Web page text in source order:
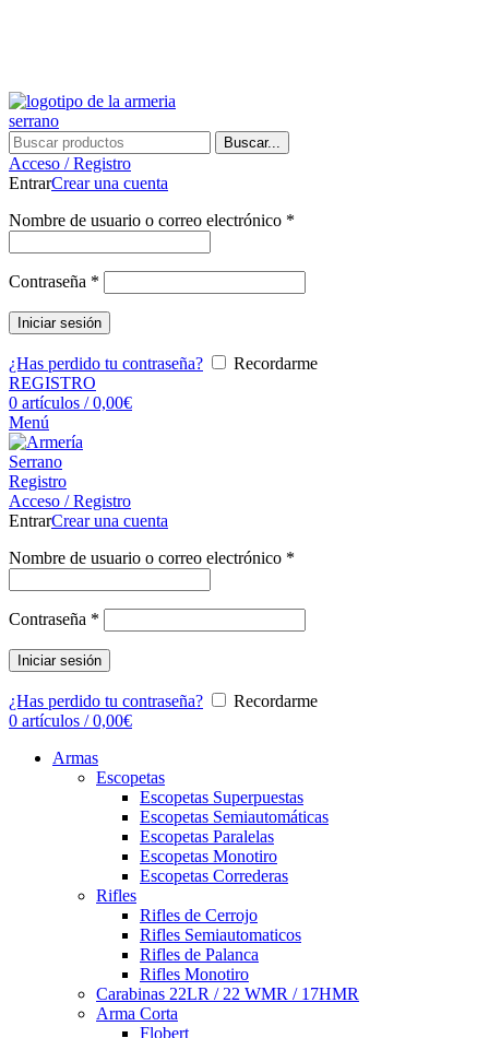
Buscar...
Acceso / Registro
EntrarCrear una cuenta
Nombre de usuario o correo electrónico *
Contraseña *
Iniciar sesión
¿Has perdido tu contraseña?
Recordarme
REGISTRO
0 artículos / 0,00€
Menú
Registro
Acceso / Registro
EntrarCrear una cuenta
Nombre de usuario o correo electrónico *
Contraseña *
Iniciar sesión
¿Has perdido tu contraseña?
Recordarme
0 artículos / 0,00€
Armas
Escopetas
Escopetas Superpuestas
Escopetas Semiautomáticas
Escopetas Paralelas
Escopetas Monotiro
Escopetas Correderas
Rifles
Rifles de Cerrojo
Rifles Semiautomaticos
Rifles de Palanca
Rifles Monotiro
Carabinas 22LR / 22 WMR / 17HMR
Arma Corta
Flobert